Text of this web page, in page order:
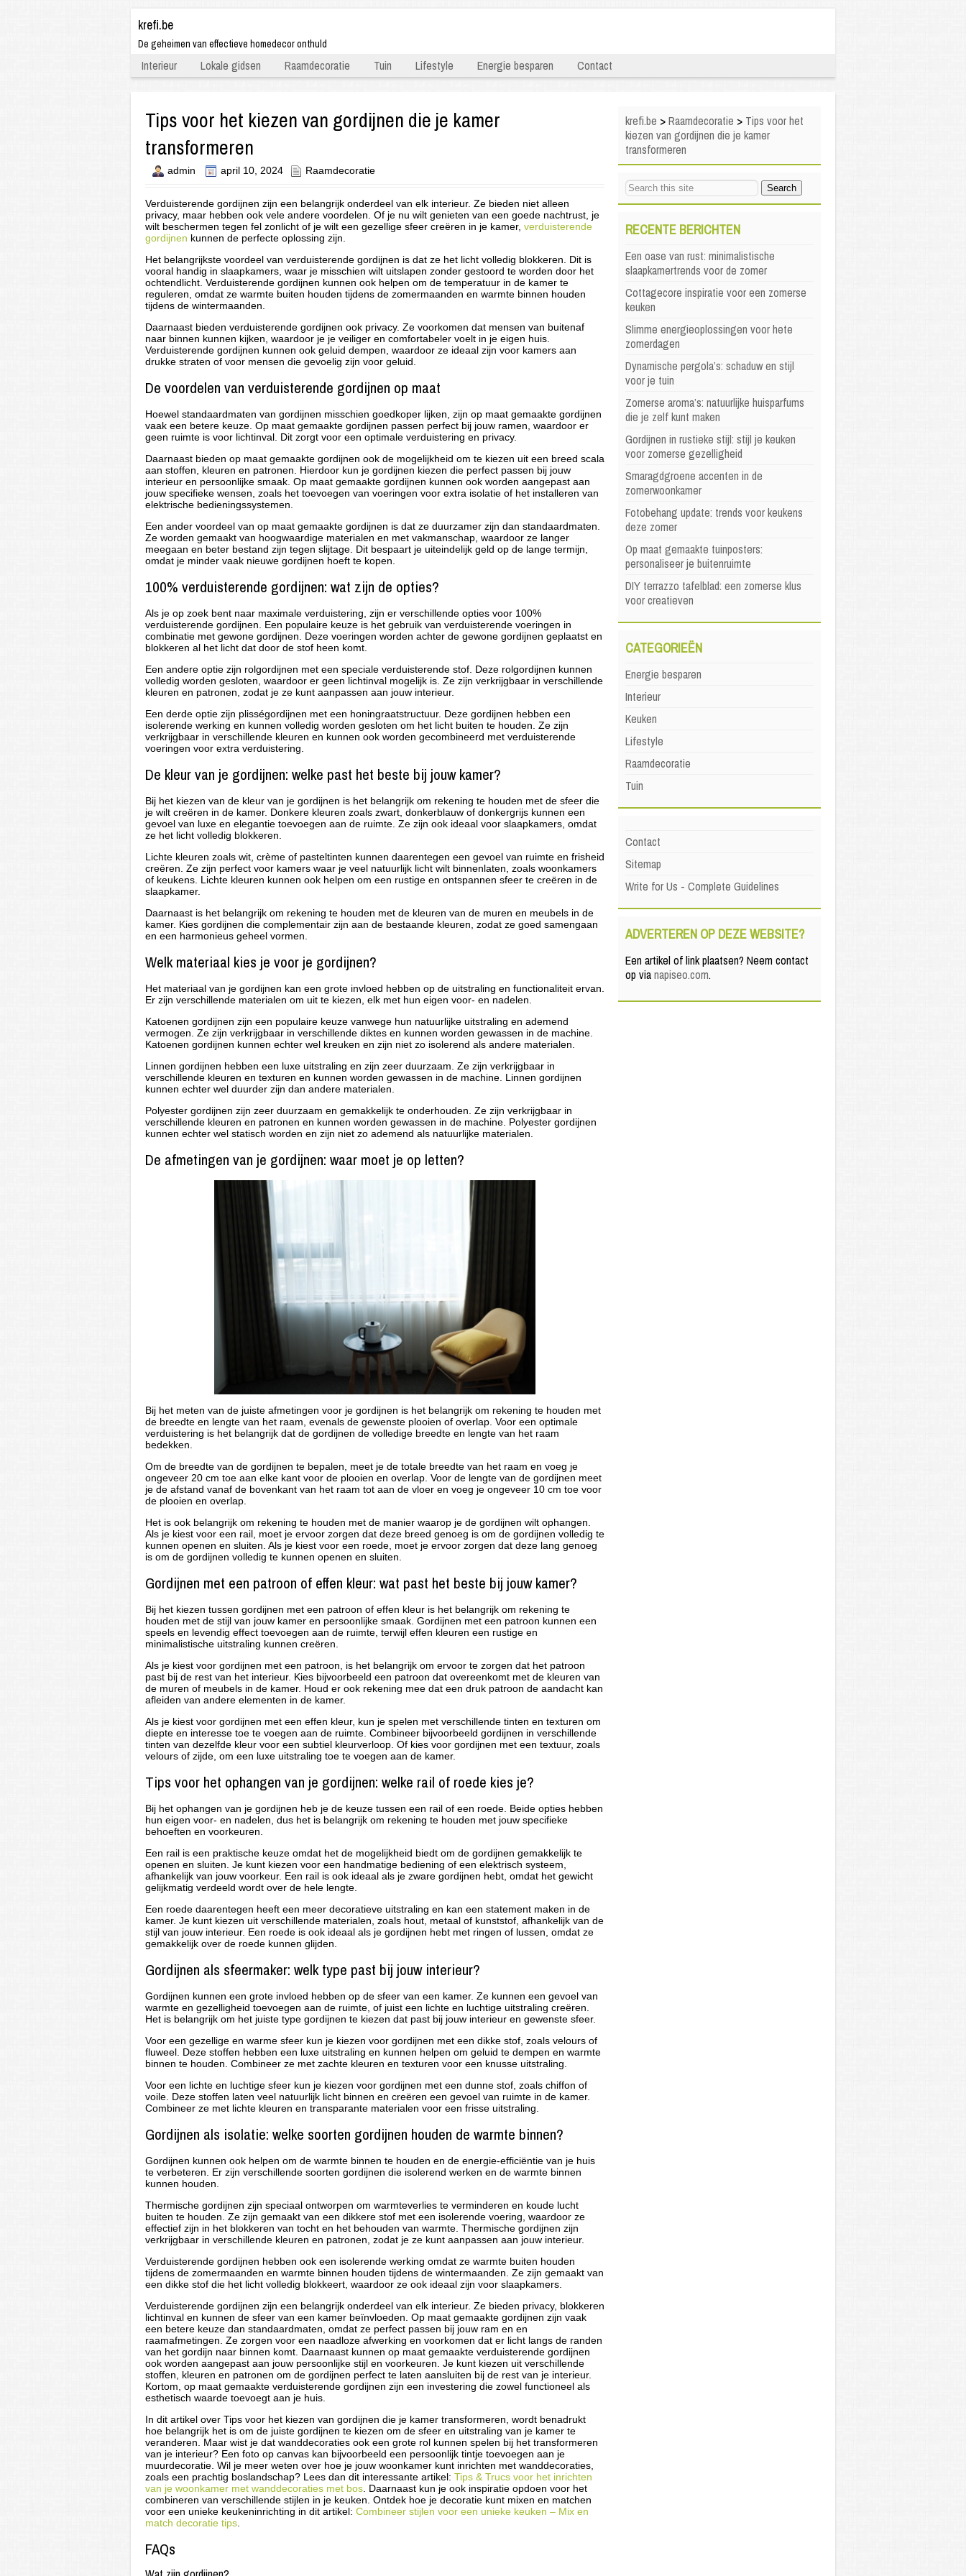
krefi.be
De geheimen van effectieve homedecor onthuld
Interieur Lokale gidsen Raamdecoratie Tuin Lifestyle Energie besparen Contact
Tips voor het kiezen van gordijnen die je kamer
transformeren
admin april 10, 2024 Raamdecoratie
Verduisterende gordijnen zijn een belangrijk onderdeel van elk interieur. Ze bieden niet alleen
privacy, maar hebben ook vele andere voordelen. Of je nu wilt genieten van een goede nachtrust, je
wilt beschermen tegen fel zonlicht of je wilt een gezellige sfeer creëren in je kamer, verduisterende
gordijnen kunnen de perfecte oplossing zijn.
Het belangrijkste voordeel van verduisterende gordijnen is dat ze het licht volledig blokkeren. Dit is
vooral handig in slaapkamers, waar je misschien wilt uitslapen zonder gestoord te worden door het
ochtendlicht. Verduisterende gordijnen kunnen ook helpen om de temperatuur in de kamer te
reguleren, omdat ze warmte buiten houden tijdens de zomermaanden en warmte binnen houden
tijdens de wintermaanden.
Daarnaast bieden verduisterende gordijnen ook privacy. Ze voorkomen dat mensen van buitenaf
naar binnen kunnen kijken, waardoor je je veiliger en comfortabeler voelt in je eigen huis.
Verduisterende gordijnen kunnen ook geluid dempen, waardoor ze ideaal zijn voor kamers aan
drukke straten of voor mensen die gevoelig zijn voor geluid.
De voordelen van verduisterende gordijnen op maat
Hoewel standaardmaten van gordijnen misschien goedkoper lijken, zijn op maat gemaakte gordijnen
vaak een betere keuze. Op maat gemaakte gordijnen passen perfect bij jouw ramen, waardoor er
geen ruimte is voor lichtinval. Dit zorgt voor een optimale verduistering en privacy.
Daarnaast bieden op maat gemaakte gordijnen ook de mogelijkheid om te kiezen uit een breed scala
aan stoffen, kleuren en patronen. Hierdoor kun je gordijnen kiezen die perfect passen bij jouw
interieur en persoonlijke smaak. Op maat gemaakte gordijnen kunnen ook worden aangepast aan
jouw specifieke wensen, zoals het toevoegen van voeringen voor extra isolatie of het installeren van
elektrische bedieningssystemen.
Een ander voordeel van op maat gemaakte gordijnen is dat ze duurzamer zijn dan standaardmaten.
Ze worden gemaakt van hoogwaardige materialen en met vakmanschap, waardoor ze langer
meegaan en beter bestand zijn tegen slijtage. Dit bespaart je uiteindelijk geld op de lange termijn,
omdat je minder vaak nieuwe gordijnen hoeft te kopen.
100% verduisterende gordijnen: wat zijn de opties?
Als je op zoek bent naar maximale verduistering, zijn er verschillende opties voor 100%
verduisterende gordijnen. Een populaire keuze is het gebruik van verduisterende voeringen in
combinatie met gewone gordijnen. Deze voeringen worden achter de gewone gordijnen geplaatst en
blokkeren al het licht dat door de stof heen komt.
Een andere optie zijn rolgordijnen met een speciale verduisterende stof. Deze rolgordijnen kunnen
volledig worden gesloten, waardoor er geen lichtinval mogelijk is. Ze zijn verkrijgbaar in verschillende
kleuren en patronen, zodat je ze kunt aanpassen aan jouw interieur.
Een derde optie zijn plisségordijnen met een honingraatstructuur. Deze gordijnen hebben een
isolerende werking en kunnen volledig worden gesloten om het licht buiten te houden. Ze zijn
verkrijgbaar in verschillende kleuren en kunnen ook worden gecombineerd met verduisterende
voeringen voor extra verduistering.
De kleur van je gordijnen: welke past het beste bij jouw kamer?
Bij het kiezen van de kleur van je gordijnen is het belangrijk om rekening te houden met de sfeer die
je wilt creëren in de kamer. Donkere kleuren zoals zwart, donkerblauw of donkergrijs kunnen een
gevoel van luxe en elegantie toevoegen aan de ruimte. Ze zijn ook ideaal voor slaapkamers, omdat
ze het licht volledig blokkeren.
Lichte kleuren zoals wit, crème of pasteltinten kunnen daarentegen een gevoel van ruimte en frisheid
creëren. Ze zijn perfect voor kamers waar je veel natuurlijk licht wilt binnenlaten, zoals woonkamers
of keukens. Lichte kleuren kunnen ook helpen om een rustige en ontspannen sfeer te creëren in de
slaapkamer.
Daarnaast is het belangrijk om rekening te houden met de kleuren van de muren en meubels in de
kamer. Kies gordijnen die complementair zijn aan de bestaande kleuren, zodat ze goed samengaan
en een harmonieus geheel vormen.
Welk materiaal kies je voor je gordijnen?
Het materiaal van je gordijnen kan een grote invloed hebben op de uitstraling en functionaliteit ervan.
Er zijn verschillende materialen om uit te kiezen, elk met hun eigen voor- en nadelen.
Katoenen gordijnen zijn een populaire keuze vanwege hun natuurlijke uitstraling en ademend
vermogen. Ze zijn verkrijgbaar in verschillende diktes en kunnen worden gewassen in de machine.
Katoenen gordijnen kunnen echter wel kreuken en zijn niet zo isolerend als andere materialen.
Linnen gordijnen hebben een luxe uitstraling en zijn zeer duurzaam. Ze zijn verkrijgbaar in
verschillende kleuren en texturen en kunnen worden gewassen in de machine. Linnen gordijnen
kunnen echter wel duurder zijn dan andere materialen.
Polyester gordijnen zijn zeer duurzaam en gemakkelijk te onderhouden. Ze zijn verkrijgbaar in
verschillende kleuren en patronen en kunnen worden gewassen in de machine. Polyester gordijnen
kunnen echter wel statisch worden en zijn niet zo ademend als natuurlijke materialen.
De afmetingen van je gordijnen: waar moet je op letten?
Bij het meten van de juiste afmetingen voor je gordijnen is het belangrijk om rekening te houden met
de breedte en lengte van het raam, evenals de gewenste plooien of overlap. Voor een optimale
verduistering is het belangrijk dat de gordijnen de volledige breedte en lengte van het raam
bedekken.
Om de breedte van de gordijnen te bepalen, meet je de totale breedte van het raam en voeg je
ongeveer 20 cm toe aan elke kant voor de plooien en overlap. Voor de lengte van de gordijnen meet
je de afstand vanaf de bovenkant van het raam tot aan de vloer en voeg je ongeveer 10 cm toe voor
de plooien en overlap.
Het is ook belangrijk om rekening te houden met de manier waarop je de gordijnen wilt ophangen.
Als je kiest voor een rail, moet je ervoor zorgen dat deze breed genoeg is om de gordijnen volledig te
kunnen openen en sluiten. Als je kiest voor een roede, moet je ervoor zorgen dat deze lang genoeg
is om de gordijnen volledig te kunnen openen en sluiten.
Gordijnen met een patroon of effen kleur: wat past het beste bij jouw kamer?
Bij het kiezen tussen gordijnen met een patroon of effen kleur is het belangrijk om rekening te
houden met de stijl van jouw kamer en persoonlijke smaak. Gordijnen met een patroon kunnen een
speels en levendig effect toevoegen aan de ruimte, terwijl effen kleuren een rustige en
minimalistische uitstraling kunnen creëren.
Als je kiest voor gordijnen met een patroon, is het belangrijk om ervoor te zorgen dat het patroon
past bij de rest van het interieur. Kies bijvoorbeeld een patroon dat overeenkomt met de kleuren van
de muren of meubels in de kamer. Houd er ook rekening mee dat een druk patroon de aandacht kan
afleiden van andere elementen in de kamer.
Als je kiest voor gordijnen met een effen kleur, kun je spelen met verschillende tinten en texturen om
diepte en interesse toe te voegen aan de ruimte. Combineer bijvoorbeeld gordijnen in verschillende
tinten van dezelfde kleur voor een subtiel kleurverloop. Of kies voor gordijnen met een textuur, zoals
velours of zijde, om een luxe uitstraling toe te voegen aan de kamer.
Tips voor het ophangen van je gordijnen: welke rail of roede kies je?
Bij het ophangen van je gordijnen heb je de keuze tussen een rail of een roede. Beide opties hebben
hun eigen voor- en nadelen, dus het is belangrijk om rekening te houden met jouw specifieke
behoeften en voorkeuren.
Een rail is een praktische keuze omdat het de mogelijkheid biedt om de gordijnen gemakkelijk te
openen en sluiten. Je kunt kiezen voor een handmatige bediening of een elektrisch systeem,
afhankelijk van jouw voorkeur. Een rail is ook ideaal als je zware gordijnen hebt, omdat het gewicht
gelijkmatig verdeeld wordt over de hele lengte.
Een roede daarentegen heeft een meer decoratieve uitstraling en kan een statement maken in de
kamer. Je kunt kiezen uit verschillende materialen, zoals hout, metaal of kunststof, afhankelijk van de
stijl van jouw interieur. Een roede is ook ideaal als je gordijnen hebt met ringen of lussen, omdat ze
gemakkelijk over de roede kunnen glijden.
Gordijnen als sfeermaker: welk type past bij jouw interieur?
Gordijnen kunnen een grote invloed hebben op de sfeer van een kamer. Ze kunnen een gevoel van
warmte en gezelligheid toevoegen aan de ruimte, of juist een lichte en luchtige uitstraling creëren.
Het is belangrijk om het juiste type gordijnen te kiezen dat past bij jouw interieur en gewenste sfeer.
Voor een gezellige en warme sfeer kun je kiezen voor gordijnen met een dikke stof, zoals velours of
fluweel. Deze stoffen hebben een luxe uitstraling en kunnen helpen om geluid te dempen en warmte
binnen te houden. Combineer ze met zachte kleuren en texturen voor een knusse uitstraling.
Voor een lichte en luchtige sfeer kun je kiezen voor gordijnen met een dunne stof, zoals chiffon of
voile. Deze stoffen laten veel natuurlijk licht binnen en creëren een gevoel van ruimte in de kamer.
Combineer ze met lichte kleuren en transparante materialen voor een frisse uitstraling.
Gordijnen als isolatie: welke soorten gordijnen houden de warmte binnen?
Gordijnen kunnen ook helpen om de warmte binnen te houden en de energie-efficiëntie van je huis
te verbeteren. Er zijn verschillende soorten gordijnen die isolerend werken en de warmte binnen
kunnen houden.
Thermische gordijnen zijn speciaal ontworpen om warmteverlies te verminderen en koude lucht
buiten te houden. Ze zijn gemaakt van een dikkere stof met een isolerende voering, waardoor ze
effectief zijn in het blokkeren van tocht en het behouden van warmte. Thermische gordijnen zijn
verkrijgbaar in verschillende kleuren en patronen, zodat je ze kunt aanpassen aan jouw interieur.
Verduisterende gordijnen hebben ook een isolerende werking omdat ze warmte buiten houden
tijdens de zomermaanden en warmte binnen houden tijdens de wintermaanden. Ze zijn gemaakt van
een dikke stof die het licht volledig blokkeert, waardoor ze ook ideaal zijn voor slaapkamers.
Verduisterende gordijnen zijn een belangrijk onderdeel van elk interieur. Ze bieden privacy, blokkeren
lichtinval en kunnen de sfeer van een kamer beïnvloeden. Op maat gemaakte gordijnen zijn vaak
een betere keuze dan standaardmaten, omdat ze perfect passen bij jouw ram en en
raamafmetingen. Ze zorgen voor een naadloze afwerking en voorkomen dat er licht langs de randen
van het gordijn naar binnen komt. Daarnaast kunnen op maat gemaakte verduisterende gordijnen
ook worden aangepast aan jouw persoonlijke stijl en voorkeuren. Je kunt kiezen uit verschillende
stoffen, kleuren en patronen om de gordijnen perfect te laten aansluiten bij de rest van je interieur.
Kortom, op maat gemaakte verduisterende gordijnen zijn een investering die zowel functioneel als
esthetisch waarde toevoegt aan je huis.
In dit artikel over Tips voor het kiezen van gordijnen die je kamer transformeren, wordt benadrukt
hoe belangrijk het is om de juiste gordijnen te kiezen om de sfeer en uitstraling van je kamer te
veranderen. Maar wist je dat wanddecoraties ook een grote rol kunnen spelen bij het transformeren
van je interieur? Een foto op canvas kan bijvoorbeeld een persoonlijk tintje toevoegen aan je
muurdecoratie. Wil je meer weten over hoe je jouw woonkamer kunt inrichten met wanddecoraties,
zoals een prachtig boslandschap? Lees dan dit interessante artikel: Tips & Trucs voor het inrichten
van je woonkamer met wanddecoraties met bos. Daarnaast kun je ook inspiratie opdoen voor het
combineren van verschillende stijlen in je keuken. Ontdek hoe je decoratie kunt mixen en matchen
voor een unieke keukeninrichting in dit artikel: Combineer stijlen voor een unieke keuken – Mix en
match decoratie tips.
FAQs
krefi.be >Raamdecoratie > Tips voor het
kiezen van gordijnen die je kamer
transformeren
RECENTE BERICHTEN
Een oase van rust: minimalistische
slaapkamertrends voor de zomer
Cottagecore inspiratie voor een zomerse
keuken
Slimme energieoplossingen voor hete
zomerdagen
Dynamische pergola’s: schaduw en stijl
voor je tuin
Zomerse aroma’s: natuurlijke huisparfums
die je zelf kunt maken
Gordijnen in rustieke stijl: stijl je keuken
voor zomerse gezelligheid
Smaragdgroene accenten in de
zomerwoonkamer
Fotobehang update: trends voor keukens
deze zomer
Op maat gemaakte tuinposters:
personaliseer je buitenruimte
DIY terrazzo tafelblad: een zomerse klus
voor creatieven
CATEGORIEËN
Energie besparen
Interieur
Keuken
Lifestyle
Raamdecoratie
Tuin
Contact
Sitemap
Write for Us - Complete Guidelines
ADVERTEREN OP DEZE WEBSITE?
Een artikel of link plaatsen? Neem contact
op vianapiseo.com.